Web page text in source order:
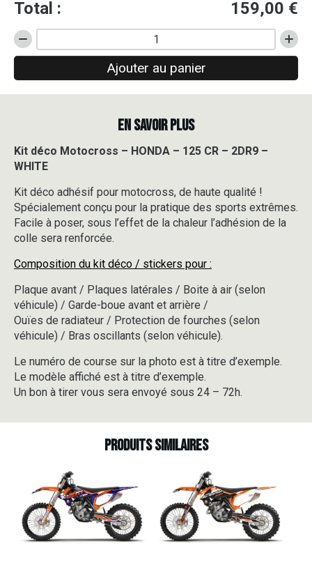
Total : 159,00 €
quantité
de
déco
Motocross
125
CR
2DR9
-
WHITE
Ajouter au panier
EN SAVOIR PLUS
Kit déco Motocross – HONDA – 125 CR – 2DR9 –
WHITE
Kit déco adhésif pour motocross, de haute qualité !
Spécialement conçu pour la pratique des sports extrêmes.
Facile à poser, sous l’effet de la chaleur l’adhésion de la
colle sera renforcée.
Composition du kit déco / stickers pour :
Plaque avant / Plaques latérales / Boite à air (selon
véhicule) / Garde-boue avant et arrière /
Ouïes de radiateur / Protection de fourches (selon
véhicule) / Bras oscillants (selon véhicule).
Le numéro de course sur la photo est à titre d’exemple.
Le modèle affiché est à titre d’exemple.
Un bon à tirer vous sera envoyé sous 24 – 72h.
Produits similaires